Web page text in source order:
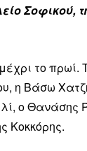
Σοφικού,
το πρωί.
η Βάσω
ο Θανάσης
Κοκκόρης.